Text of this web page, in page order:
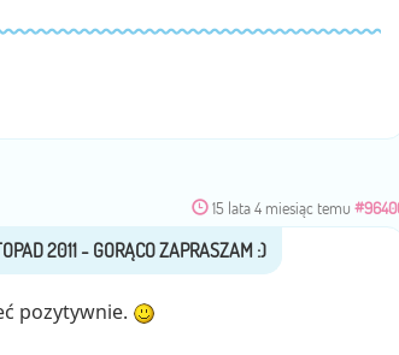
15 lata 4 miesiąc temu
pozytywnie.